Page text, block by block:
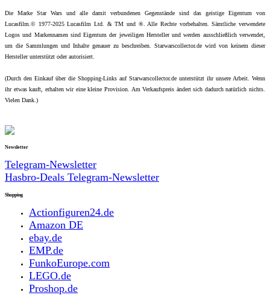
Die Marke Star Wars und alle damit verbundenen Gegenstände sind das geistige Eigentum von
Lucasfilm.© 1977-2025 Lucasfilm Ltd. & TM und ®. Alle Rechte vorbehalten. Sämtliche verwendete
Logos und Markennamen sind Eigentum der jeweiligen Hersteller und werden ausschließlich verwendet,
um die Sammlungen und Inhalte genauer zu beschreiben. Starwarscollector.de wird von keinem dieser
Hersteller unterstützt oder autorisiert.
(Durch den Einkauf über die Shopping-Links auf Starwarscollector.de unterstützt ihr unsere Arbeit. Wenn
ihr etwas kauft, erhalten wir eine kleine Provision. Am Verkaufspreis ändert sich dadurch natürlich nichts.
Vielen Dank.)
Newsletter
Telegram-Newsletter
Hasbro-Deals Telegram-Newsletter
Shopping
Actionfiguren24.de
Amazon DE
ebay.de
EMP.de
FunkoEurope.com
LEGO.de
Proshop.de